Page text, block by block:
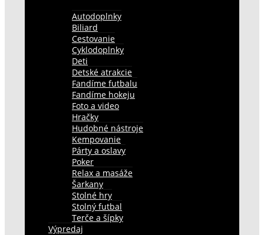
Autodoplnky
Biliard
Cestovanie
Cyklodoplnky
Deti
Detské atrakcie
Fandíme futbalu
Fandíme hokeju
Foto a video
Hračky
Hudobné nástroje
Kempovanie
Párty a oslavy
Poker
Relax a masáže
Šarkany
Stolné hry
Stolný futbal
Terče a šípky
Výpredaj